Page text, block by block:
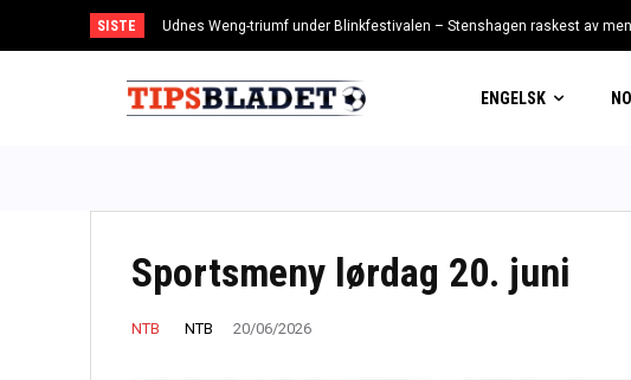
SISTE Udnes Weng-triumf under Blinkfestivalen – Stenshagen raskest av
Spiss vender tilbake til Toppserien – leies ut til LSK Kvinner
ENGELSK
Sportsmeny lørdag 20. juni
NTB NTB 20/06/2026